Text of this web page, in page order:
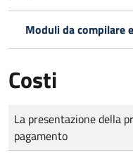
Moduli da compilare
Costi
Tipo di pagamento
Importo
La presentazione della
pagamento